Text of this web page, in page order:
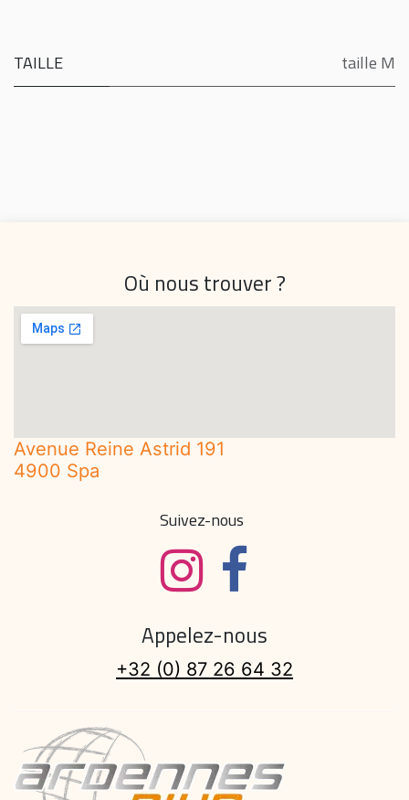
TAILLE taille M
Où nous trouver ?
Avenue Reine Astrid 191
4900 Spa
Suivez-nous
Appelez-nous
+32 (0) 87 26 64 32